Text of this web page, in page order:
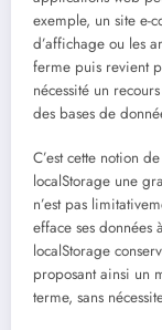
exemple, un site e-
d’affichage ou les
ferme puis revient
nécessité un
des bases de
C’est cette notion
localStorage une
n’est pas
efface ses données
localStorage
proposant ainsi un
terme, sans